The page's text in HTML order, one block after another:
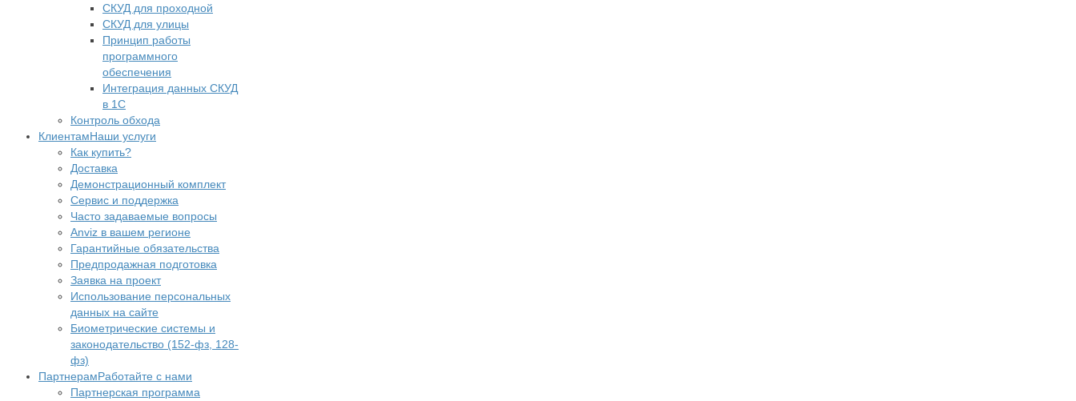
СКУД для проходной
СКУД для улицы
Принцип работы
программного
обеспечения
Интеграция данных СКУД
в 1С
Контроль обхода
КлиентамНаши услуги
Как купить?
Доставка
Демонстрационный комплект
Сервис и поддержка
Часто задаваемые вопросы
Anviz в вашем регионе
Гарантийные обязательства
Предпродажная подготовка
Заявка на проект
Использование персональных
данных на сайте
Биометрические системы и
законодательство (152-фз, 128-
фз)
ПартнерамРаботайте с нами
Партнерская программа